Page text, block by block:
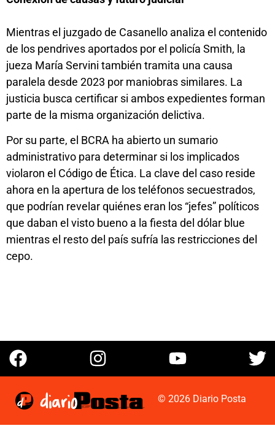
Mientras el juzgado de Casanello analiza el contenido
de los pendrives aportados por el policía Smith, la
jueza María Servini también tramita una causa
paralela desde 2023 por maniobras similares. La
justicia busca certificar si ambos expedientes forman
parte de la misma organización delictiva.
Por su parte, el BCRA ha abierto un sumario
administrativo para determinar si los implicados
violaron el Código de Ética. La clave del caso reside
ahora en la apertura de los teléfonos secuestrados,
que podrían revelar quiénes eran los “jefes” políticos
que daban el visto bueno a la fiesta del dólar blue
mientras el resto del país sufría las restricciones del
cepo.
© 2026 Diario Posta